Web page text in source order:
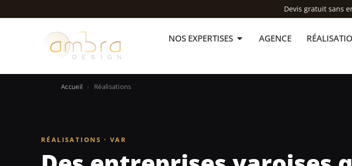
au
Devis gratuit sans
NOS EXPERTISES OUVRIR NOS EXPERTISES
AGENCE
Accueil › Réalisations
RÉALISATIONS · VAR